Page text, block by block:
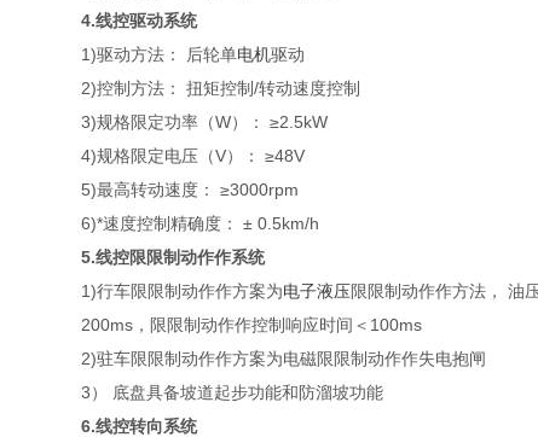
4.线控驱动系统
1)驱动方法： 后轮单电机驱动
2)控制方法： 扭矩控制/转动速度控制
3)规格限定功率（W）： ≥2.5kW
4)规格限定电压（V）： ≥48V
5)最高转动速度： ≥3000rpm
6)*速度控制精确度： ± 0.5km/h
5.线控限限制动作作系统
1)行车限限制动作作方案为电子液压限限制动作作方法， 油
200ms，限限制动作作控制响应时间＜100ms
2)驻车限限制动作作方案为电磁限限制动作作失电抱闸
3） 底盘具备坡道起步功能和防溜坡功能
6.线控转向系统